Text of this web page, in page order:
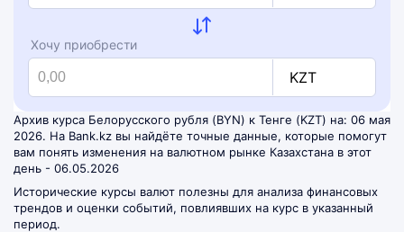
Хочу приобрести
KZT
Архив курса Белорусского рубля (BYN) к Тенге (KZT) на: 06 мая
2026. На Bank.kz вы найдёте точные данные, которые помогут
вам понять изменения на валютном рынке Казахстана в этот
день - 06.05.2026
Исторические курсы валют полезны для анализа финансовых
трендов и оценки событий, повлиявших на курс в указанный
период.